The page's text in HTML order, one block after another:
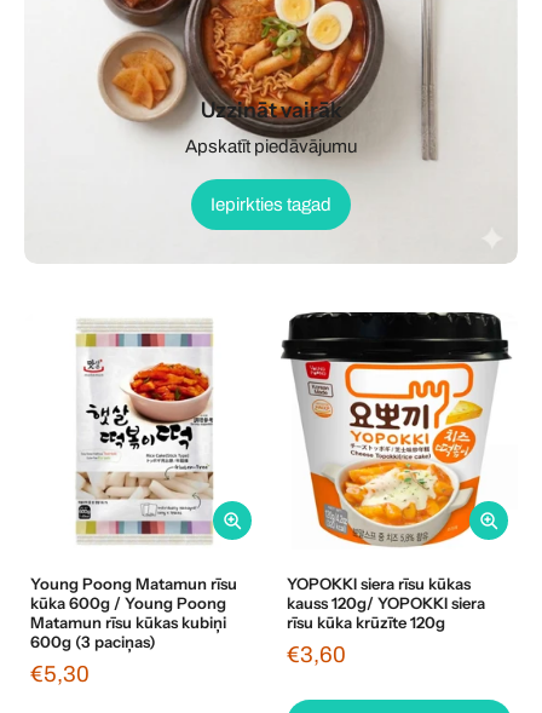
Uzzināt vairāk
Apskatīt piedāvājumu
Iepirkties tagad
Young Poong Matamun rīsu
kūka 600g / Young Poong
Matamun rīsu kūkas kubiņi
600g (3 paciņas)
€5,30
YOPOKKI siera rīsu kūkas
kauss 120g/ YOPOKKI siera
rīsu kūka krūzīte 120g
€3,60